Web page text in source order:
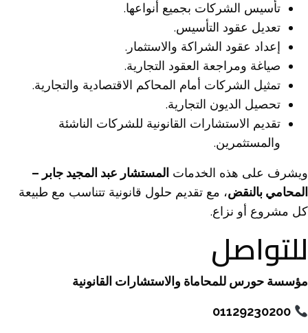
تأسيس الشركات بجميع أنواعها.
تعديل عقود التأسيس.
إعداد عقود الشراكة والاستثمار.
صياغة ومراجعة العقود التجارية.
تمثيل الشركات أمام المحاكم الاقتصادية والتجارية.
تحصيل الديون التجارية.
تقديم الاستشارات القانونية للشركات الناشئة
والمستثمرين.
ويشرف على هذه الخدمات المستشار عبد المجيد جابر –
المحامي بالنقض، مع تقديم حلول قانونية تتناسب مع طبيعة
كل مشروع أو نزاع.
للتواصل
مؤسسة حورس للمحاماة والاستشارات القانونية
01129230200